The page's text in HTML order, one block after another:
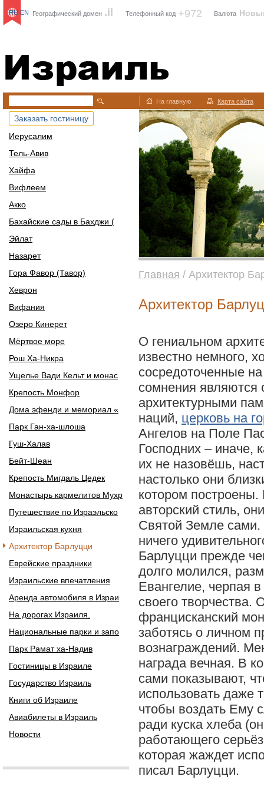
Израиль
Географический домен .il Телефонный код +972 Валюта
RU EN
На главную Карта сайта
Заказать гостиницу
Иерусалим
Тель-Авив
Хайфа
Вифлеем
Акко
Бахайские сады в Бахджи (
Эйлат
Назарет
Гора Фавор (Тавор)
Хеврон
Вифания
Озеро Кинерет
Мёртвое море
Рош Ха-Никра
Ущелье Вади Кельт и монас
Крепость Монфор
Дома эфенди и мемориал «
Парк Ган-ха-шлоша
Гуш-Халав
Бейт-Шеан
Крепость Мигдаль Цедек
Монастырь кармелитов Мухр
Путешествие по Израэльско
Израильская кухня
Архитектор Барлуцци
Еврейские праздники
Израильские впечатления
Аренда автомобиля в Израи
На дорогах Израиля.
Национальные парки и запо
Парк Рамат ха-Надив
Гостиницы в Израиле
Государство Израиль
Книги об Израиле
Авиабилеты в Израиль
Новости
Главная / Архитектор
Архитектор
О гениальном
известно немного,
сосредоточенные
сомнения
архитектурными
наций, церковь на
Ангелов на Поле
Господних – иначе,
их не назовёшь,
настолько они
котором построены.
авторский стиль,
Святой Земле сами.
ничего
Барлуцци прежде
долго молился,
Евангелие, черпая
своего творчества.
францисканский
заботясь о личном
вознаграждений.
награда вечная. В
сами показывают,
использовать даже
чтобы воздать Ему
ради куска хлеба
работающего
которая жаждет
писал Барлуцци.